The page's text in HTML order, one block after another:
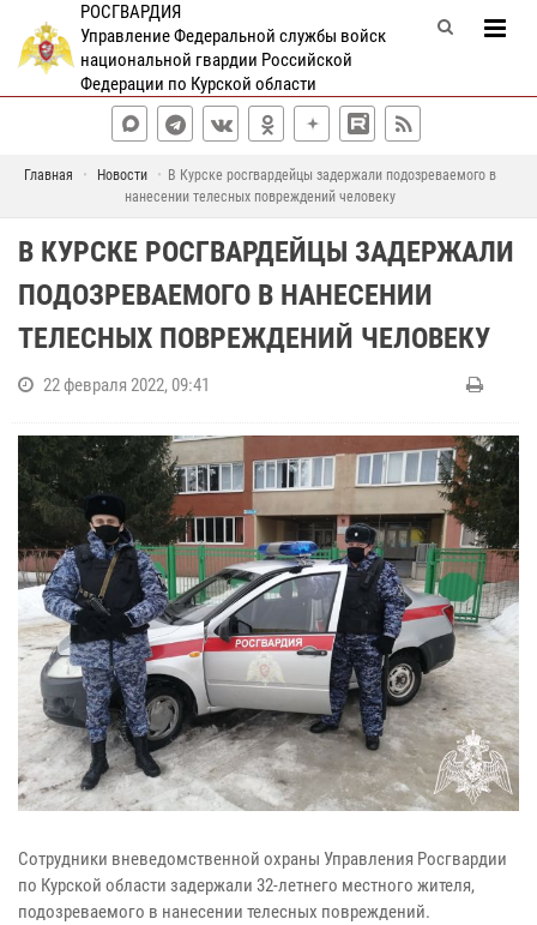
РОСГВАРДИЯ
Управление Федеральной службы войск
национальной гвардии Российской
Федерации по Курской области
Главная Новости
В Курске росгвардейцы задержали подозреваемого в
нанесении телесных повреждений человеку
В КУРСКЕ РОСГВАРДЕЙЦЫ ЗАДЕРЖАЛИ
ПОДОЗРЕВАЕМОГО В НАНЕСЕНИИ
ТЕЛЕСНЫХ ПОВРЕЖДЕНИЙ ЧЕЛОВЕКУ
22 февраля 2022, 09:41
Сотрудники вневедомственной охраны Управления Росгвардии
по Курской области задержали 32-летнего местного жителя,
подозреваемого в нанесении телесных повреждений.